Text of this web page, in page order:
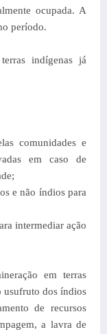
ocupada. A
período.
indígenas já
comunidades e
em caso de
e não índios para
intermediar ação
em terras
usufruto dos índios
de recursos
a lavra de